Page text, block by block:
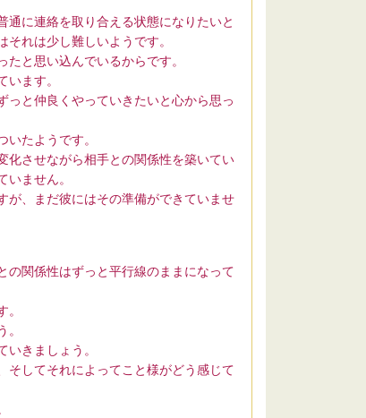
通に連絡を取り合える状態になりたいと
れは少し難しいようです。
と思い込んでいるからです。
ます。
っと仲良くやっていきたいと心から思っ
たようです。
化させながら相手との関係性を築いてい
いません。
が、まだ彼にはその準備ができていませ
の関係性はずっと平行線のままになって
きましょう。
そしてそれによってこと様がどう感じて